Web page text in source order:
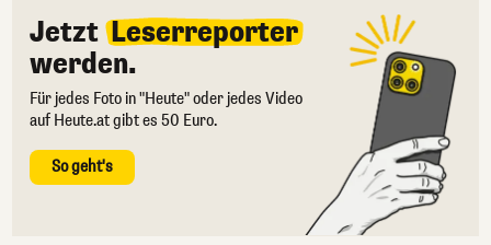
Jetzt Leserreporter
werden.
Für jedes Foto in "Heute" oder jedes Video
auf Heute.at gibt es 50 Euro.
So geht's